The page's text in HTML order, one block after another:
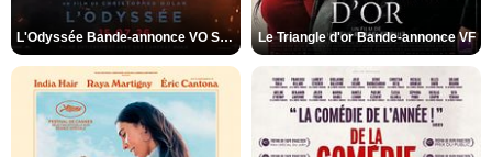
L'Odyssée Bande-annonce VO STFR Le Triangle d'or Bande-annonce VF